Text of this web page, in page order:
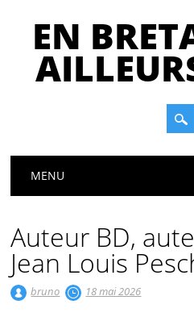
EN
Main menu
MENU
Auteur BD,
Jean Louis
bruno 18 mai 2026